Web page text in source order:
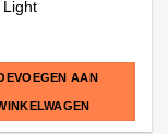
Light
AAN